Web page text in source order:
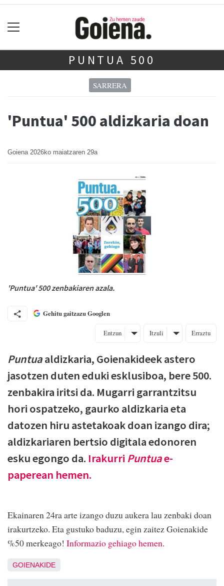
PUNTUA 500
SARRERA
'Puntua' 500 aldizkaria doan
Goiena 2026ko maiatzaren 29a
'Puntua' 500 zenbakiaren azala.
Gehitu gaitzazu Googlen
Entzun Itzuli Erraztu
Puntuaaldizkaria, Goienakideek astero
jasotzen duten eduki esklusiboa, bere 500.
zenbakira iritsi da. Mugarri garrantzitsu
hori ospatzeko, gaurko aldizkaria eta
datozen hiru astetakoak doan izango dira;
aldizkariaren bertsio digitala edonoren
esku egongo da. Irakurri Puntuae-
paperean hemen.
Ekainaren 24ra arte izango duzu aukera lau zenbaki doan
irakurtzeko. Eta gustuko baduzu, egin zaitez Goienakide
%50 merkeago! Informazio gehiago hemen.
GOIENAKIDE